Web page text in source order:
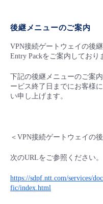
- クラウド / サーバー
- Flexible InterConnect
- Flexible Remote Access
後継メニューのご案内
VPN接続ゲートウェイの後
Entry Packをご案内しており
下記の後継メニューのご案
ービス終了日までにお客様
い申し上げます。
＜VPN接続ゲートウェイの
次のURLをご参照ください。
https://sdpf.ntt.com/services/
fic/index.html